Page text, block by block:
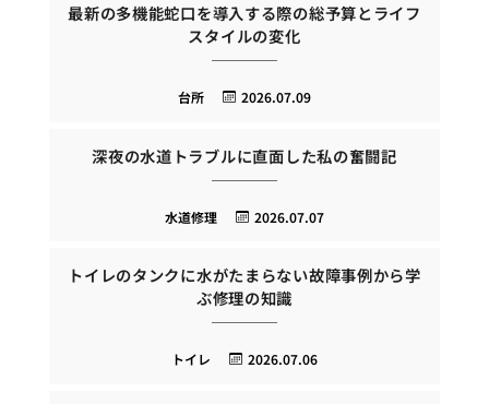
最新の多機能蛇口を導入する際の総予算とライフ
スタイルの変化
2026.07.09
台所
深夜の水道トラブルに直面した私の奮闘記
2026.07.07
水道修理
トイレのタンクに水がたまらない故障事例から学
ぶ修理の知識
2026.07.06
トイレ